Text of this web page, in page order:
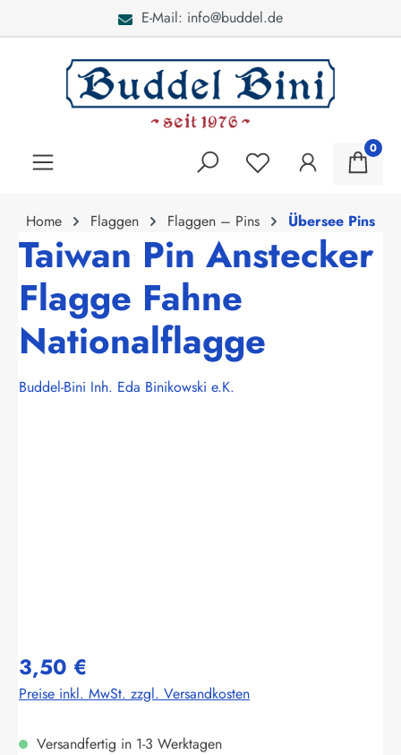
E-Mail: info@buddel.de
0
Home Flaggen Flaggen – Pins Übersee Pins
Taiwan Pin Anstecker
Flagge Fahne
Nationalflagge
Buddel-Bini Inh. Eda Binikowski e.K.
3,50 €
Preise inkl. MwSt. zzgl. Versandkosten
Versandfertig in 1-3 Werktagen